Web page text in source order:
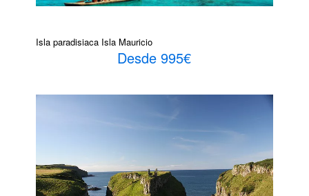
Isla paradisiaca Isla Mauricio
Desde 995€